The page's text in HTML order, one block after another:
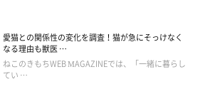
てもらうためには、以下の4つのこと
愛猫との関係性の変化を調査！猫が急にそっけなく
なる理由も獣医 …
ねこのきもちWEB MAGAZINEでは、「一緒に暮らし
てい …